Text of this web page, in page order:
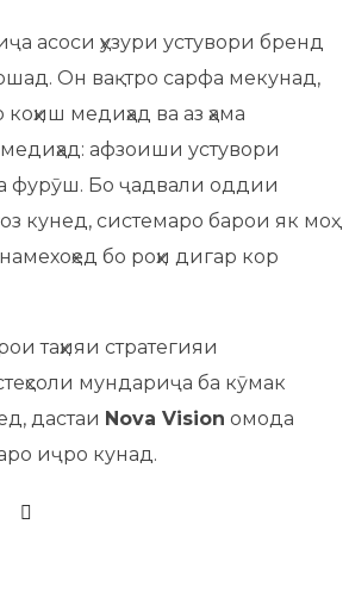
асоси ҳузури устувори бренд
Он вақтро сарфа мекунад,
медиҳад ва аз ҳама
афзоиши устувори
фурӯш. Бо ҷадвали оддии
кунед, системаро барои як моҳ
бо роҳи дигар кор
таҳияи стратегияи
мундариҷа ба кӯмак
дастаи Nova Vision омода
иҷро кунад.